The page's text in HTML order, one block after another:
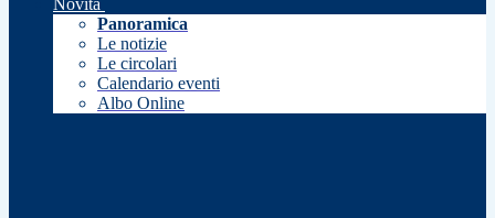
Novità
Panoramica
Le notizie
Le circolari
Calendario eventi
Albo Online